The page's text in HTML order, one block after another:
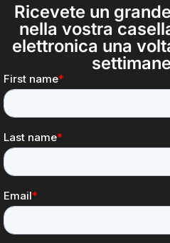
Ricevete un
nella vostra
elettronica una
settimane